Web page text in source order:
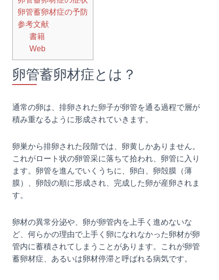
卵管蓄卵材症の予防
参考文献
書籍
Web
卵管蓄卵材症とは？
通常の卵は、排卵された卵子が卵管を通る過程で層が
積み重なるように形成されていきます。
卵巣から排卵された段階では、卵黄しかありません。
これがロート状の卵管采に落ちて拾われ、卵管に入り
ます。卵管を進んでいくうちに、卵白、卵殻膜（薄
膜）、卵殻の順に形成され、完成した卵が産卵されま
す。
卵材の異常分泌や、卵が卵管内を上手く進めないな
ど、何らかの理由で上手く卵になれなかった卵材が卵
管内に蓄積されてしまうことがあります。これが卵管
蓄卵材症、あるいは卵材停滞と呼ばれる病気です。